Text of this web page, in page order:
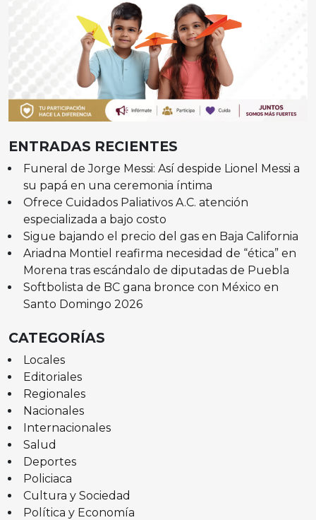
ENTRADAS RECIENTES
Funeral de Jorge Messi: Así despide Lionel Messi a
su papá en una ceremonia íntima
Ofrece Cuidados Paliativos A.C. atención
especializada a bajo costo
Sigue bajando el precio del gas en Baja California
Ariadna Montiel reafirma necesidad de “ética” en
Morena tras escándalo de diputadas de Puebla
Softbolista de BC gana bronce con México en
Santo Domingo 2026
CATEGORÍAS
Locales
Editoriales
Regionales
Nacionales
Internacionales
Salud
Deportes
Policiaca
Cultura y Sociedad
Política y Economía